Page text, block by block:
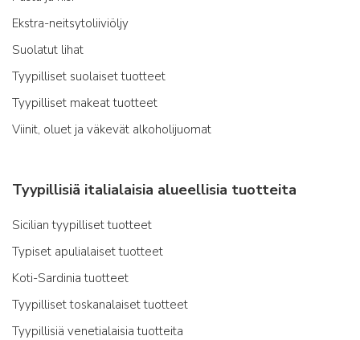
Ekstra-neitsytoliiviöljy
Suolatut lihat
Tyypilliset suolaiset tuotteet
Tyypilliset makeat tuotteet
Viinit, oluet ja väkevät alkoholijuomat
Tyypillisiä italialaisia alueellisia tuotteita
Sicilian tyypilliset tuotteet
Typiset apulialaiset tuotteet
Koti-Sardinia tuotteet
Tyypilliset toskanalaiset tuotteet
Tyypillisiä venetialaisia tuotteita